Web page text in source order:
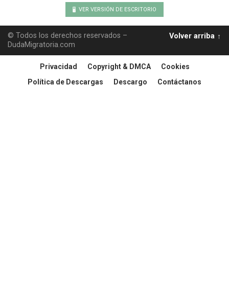
VER VERSIÓN DE ESCRITORIO
© Todos los derechos reservados –
DudaMigratoria.com
Volver arriba
Privacidad Copyright & DMCA
Cookies
Política de Descargas
Descargo Contáctanos